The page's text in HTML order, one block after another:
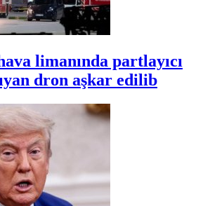
limanında partlayıcı
dron aşkar edilib